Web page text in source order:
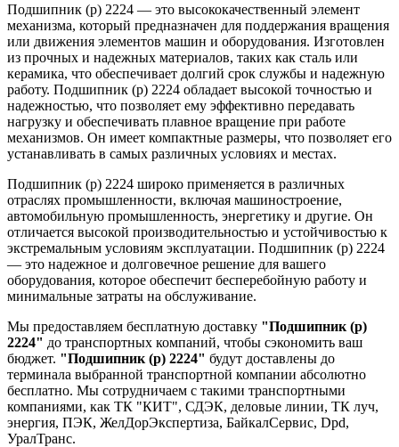
Подшипник (р) 2224 — это высококачественный элемент
механизма, который предназначен для поддержания вращения
или движения элементов машин и оборудования. Изготовлен
из прочных и надежных материалов, таких как сталь или
керамика, что обеспечивает долгий срок службы и надежную
работу. Подшипник (р) 2224 обладает высокой точностью и
надежностью, что позволяет ему эффективно передавать
нагрузку и обеспечивать плавное вращение при работе
механизмов. Он имеет компактные размеры, что позволяет его
устанавливать в самых различных условиях и местах.
Подшипник (р) 2224 широко применяется в различных
отраслях промышленности, включая машиностроение,
автомобильную промышленность, энергетику и другие. Он
отличается высокой производительностью и устойчивостью к
экстремальным условиям эксплуатации. Подшипник (р) 2224
— это надежное и долговечное решение для вашего
оборудования, которое обеспечит бесперебойную работу и
минимальные затраты на обслуживание.
Мы предоставляем бесплатную доставку "Подшипник (р)
2224" до транспортных компаний, чтобы сэкономить ваш
бюджет. "Подшипник (р) 2224" будут доставлены до
терминала выбранной транспортной компании абсолютно
бесплатно. Мы сотрудничаем с такими транспортными
компаниями, как ТК "КИТ", СДЭК, деловые линии, ТК луч,
энергия, ПЭК, ЖелДорЭкспертиза, БайкалСервис, Dpd,
УралТранс.